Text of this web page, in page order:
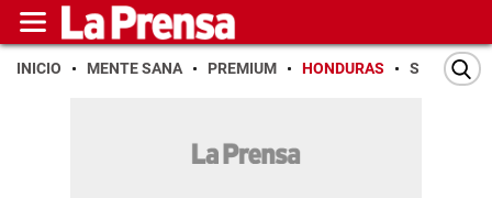
INICIO MENTE SANA PREMIUM HONDURAS SAN PEDRO